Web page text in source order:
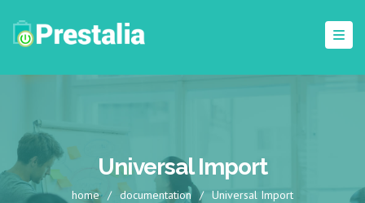
Universal Import
home / documentation / Universal Import